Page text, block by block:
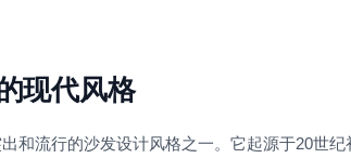
现代风格
和流行的沙发设计风格之一。它起源于20世纪